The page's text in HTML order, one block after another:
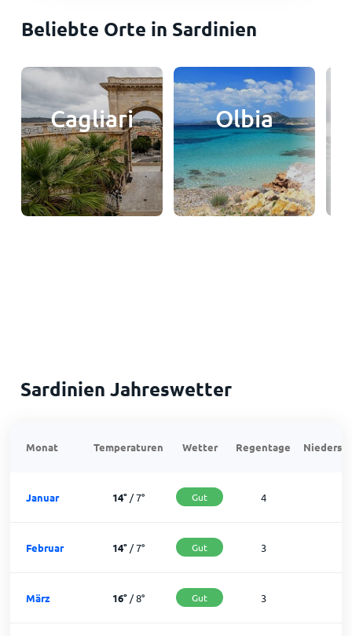
Beliebte Orte in Sardinien
Cagliari Olbia
Sardinien Jahreswetter
Monat Temperaturen Wetter Regentage
Januar 14° /7° Gut 4
Februar 14° /7° Gut 3
März 16° /8° Gut 3